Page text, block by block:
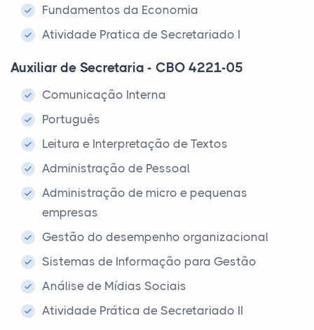
Fundamentos da Economia
Atividade Pratica de Secretariado I
Auxiliar de Secretaria - CBO 4221-05
Comunicação Interna
Português
Leitura e Interpretação de Textos
Administração de Pessoal
Administração de micro e pequenas
empresas
Gestão do desempenho organizacional
Sistemas de Informação para Gestão
Análise de Mídias Sociais
Atividade Prática de Secretariado II